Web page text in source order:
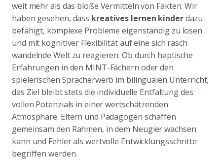
weit mehr als das bloße Vermitteln von Fakten. Wir
haben gesehen, dass kreatives lernen kinderdazu
befähigt, komplexe Probleme eigenständig zu lösen
und mit kognitiver Flexibilität auf eine sich rasch
wandelnde Welt zu reagieren. Ob durch haptische
Erfahrungen in den MINT-Fächern oder den
spielerischen Spracherwerb im bilingualen Unterricht;
das Ziel bleibt stets die individuelle Entfaltung des
vollen Potenzials in einer wertschätzenden
Atmosphäre. Eltern und Pädagogen schaffen
gemeinsam den Rahmen, in dem Neugier wachsen
kann und Fehler als wertvolle Entwicklungsschritte
begriffen werden.